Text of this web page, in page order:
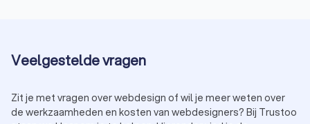
Webshop laten maken
Wil je jouw producten of diensten online verkopen? Een
je bouwen die voldoet aan al jouw eisen en wensen. Van het
opzetten van een gebruiksvriendelijk winkelmandje tot het
Veelgestelde vragen
Zit je met vragen over webdesign of wil je meer weten over
de werkzaamheden en kosten van webdesigners? Bij Trustoo